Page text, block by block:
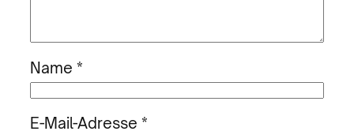
Name *
E-Mail-Adresse *